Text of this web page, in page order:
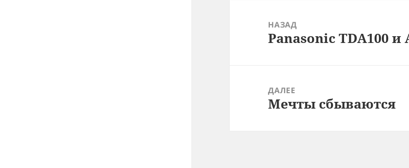
записям
НАЗАД
Предыдущая
Panasonic TDA100 и
ДАЛЕЕ
Следующая
Мечты сбываются